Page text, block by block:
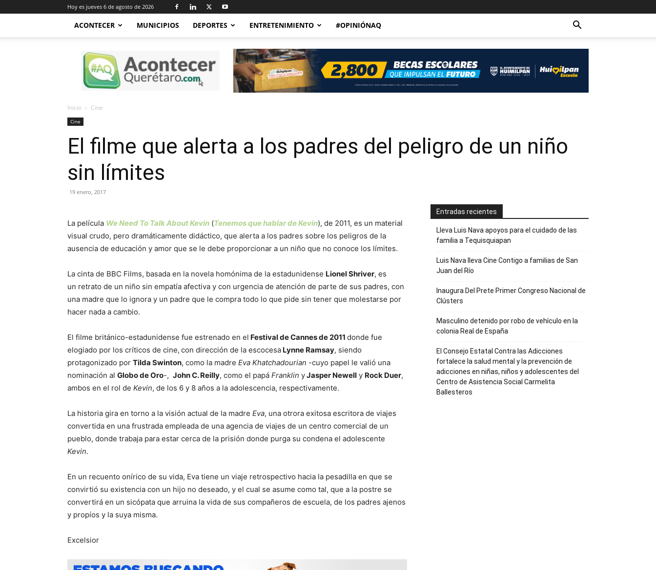
Hoy es jueves 6 de agosto de 2026
ACONTECER MUNICIPIOS DEPORTES ENTRETENIMIENTO #OPINIÓNAQ
Acontecer
Querétaro
Inicio Cine
Cine
El filme que alerta a los padres del peligro de un niño
sin límites
19 enero, 2017
La película We Need To Talk About Kevin (Tenemos que hablar de Kevin), de 2011, es un material
visual crudo, pero dramáticamente didáctico, que alerta a los padres sobre los peligros de la
ausencia de educación y amor que se le debe proporcionar a un niño que no conoce los límites.
La cinta de BBC Films, basada en la novela homónima de la estadunidense Lionel Shriver, es
un retrato de un niño sin empatía afectiva y con urgencia de atención de parte de sus padres, con
una madre que lo ignora y un padre que le compra todo lo que pide sin tener que molestarse por
hacer nada a cambio.
El filme británico-estadunidense fue estrenado en el Festival de Cannes de 2011 donde fue
elogiado por los críticos de cine, con dirección de la escocesa Lynne Ramsay, siendo
protagonizado por Tilda Swinton, como la madre Eva Khatchadourian -cuyo papel le valió una
nominación al Globo de Oro-, John C. Reilly, como el papá Franklin yJasper Newell y Rock Duer,
ambos en el rol de Kevin, de los 6 y 8 años a la adolescencia, respectivamente.
La historia gira en torno a la visión actual de la madre Eva, una otrora exitosa escritora de viajes
convertida en una frustrada empleada de una agencia de viajes de un centro comercial de un
pueblo, donde trabaja para estar cerca de la prisión donde purga su condena el adolescente
Kevin.
En un recuento onírico de su vida, Eva tiene un viaje retrospectivo hacia la pesadilla en que se
convirtió su existencia con un hijo no deseado, y el cual se asume como tal, que a la postre se
convertirá en un sicópata que arruina la vida de sus compañeros de escuela, de los padres ajenos
y propíos y la suya misma.
Excelsior
Entradas recientes
Lleva Luis Nava apoyos para el cuidado de las
familia a Tequisquiapan
Luis Nava lleva Cine Contigo a familias de San
Juan del Río
Inaugura Del Prete Primer Congreso Nacional de
Clústers
Masculino detenido por robo de vehículo en la
colonia Real de España
El Consejo Estatal Contra las Adicciones
fortalece la salud mental y la prevención de
adicciones en niñas, niños y adolescentes del
Centro de Asistencia Social Carmelita
Ballesteros